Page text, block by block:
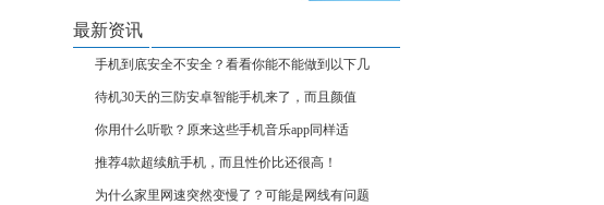
最新资讯
手机到底安全不安全？看看你能不能做到以下几
待机30天的三防安卓智能手机来了，而且颜值
你用什么听歌？原来这些手机音乐app同样适
推荐4款超续航手机，而且性价比还很高！
为什么家里网速突然变慢了？可能是网线有问题